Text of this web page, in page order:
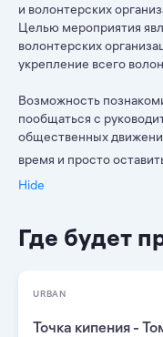
и волонтерских
Целью мероприятия
волонтерских
укрепление всего
Возможность
пообщаться с
общественных
время и просто
Hide
Где будет
URBAN
Точка кипения -